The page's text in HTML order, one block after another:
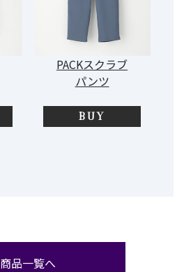
PACKスクラブ
パンツ
BUY
商品一覧へ